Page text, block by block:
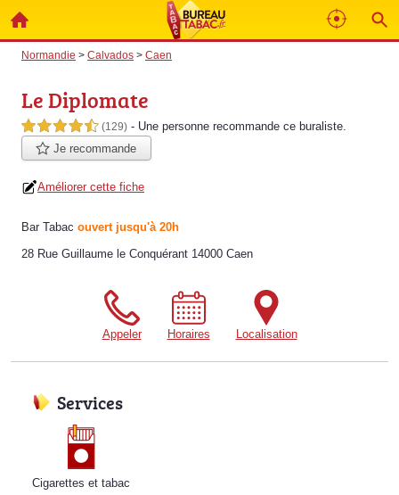
Normandie > Calvados > Caen
Le Diplomate
4,5 étoiles sur 5 (129) - Une personne recommande ce buraliste.
Je recommande
Améliorer cette fiche
Bar Tabac ouvert jusqu'à 20h
28 Rue Guillaume le Conquérant 14000 Caen
Appeler Horaires Localisation
Services
Cigarettes et tabac